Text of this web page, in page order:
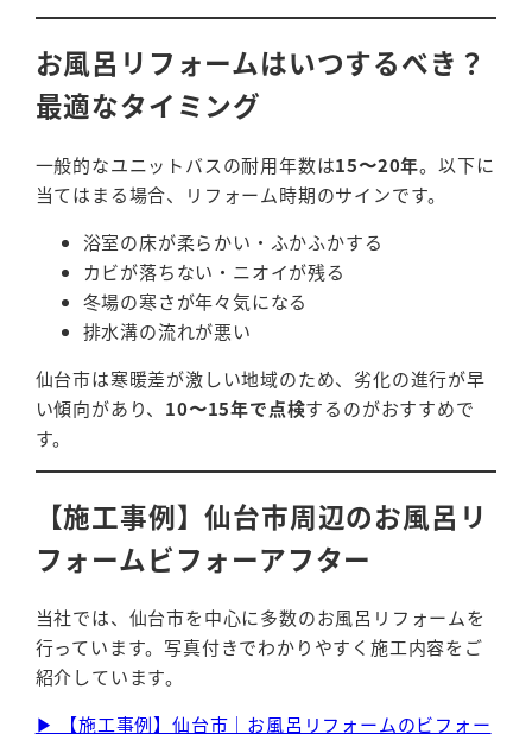
お風呂リフォームはいつするべき？
最適なタイミング
一般的なユニットバスの耐用年数は15〜20年。以下に
当てはまる場合、リフォーム時期のサインです。
浴室の床が柔らかい・ふかふかする
カビが落ちない・ニオイが残る
冬場の寒さが年々気になる
排水溝の流れが悪い
仙台市は寒暖差が激しい地域のため、劣化の進行が早
い傾向があり、 10〜15年で点検するのがおすすめで
す。
【施工事例】仙台市周辺のお風呂リ
フォームビフォーアフター
当社では、仙台市を中心に多数のお風呂リフォームを
行っています。写真付きでわかりやすく施工内容をご
紹介しています。
▶ 【施工事例】仙台市｜お風呂リフォームのビフォー